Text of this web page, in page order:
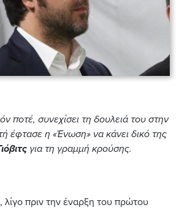
ποτέ, συνεχίσει τη δουλειά του στην
έφτασε η «Ένωση» να κάνει δικό της
για τη γραμμή κρούσης.
, λίγο πριν την έναρξη του πρώτου